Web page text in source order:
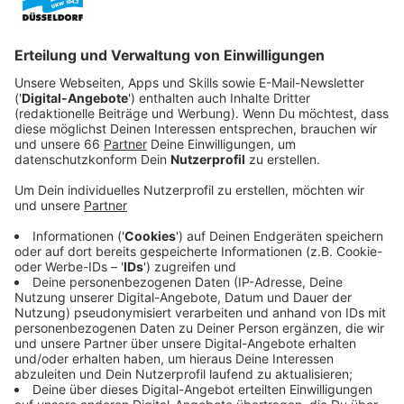
Chef der St. Sebastianus Schützen 1316 sagte
gegenüber Antenne Düsseldorf, dass die
Rheinterrasse auf diese Art und Weise "hoffentlich
wieder eine Brauchtumshochburg im Winter wie im
Sommer werde".
Veröffentlicht:Montag, 23.09.2024 07:39
Außerdem erklärte er, was sich die Schützen für
zukünftige Veranstaltungen wünschen:
Anzeige